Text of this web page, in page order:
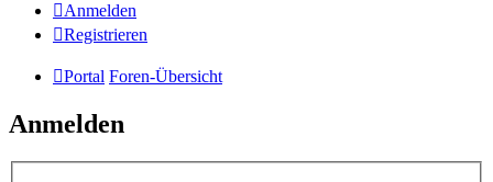
Anmelden
Registrieren
Portal Foren-Übersicht
Anmelden